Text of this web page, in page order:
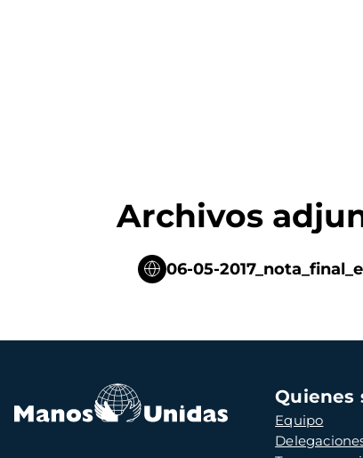
Archivos
06-05-
Navegación
principal
Quienes
Equipo